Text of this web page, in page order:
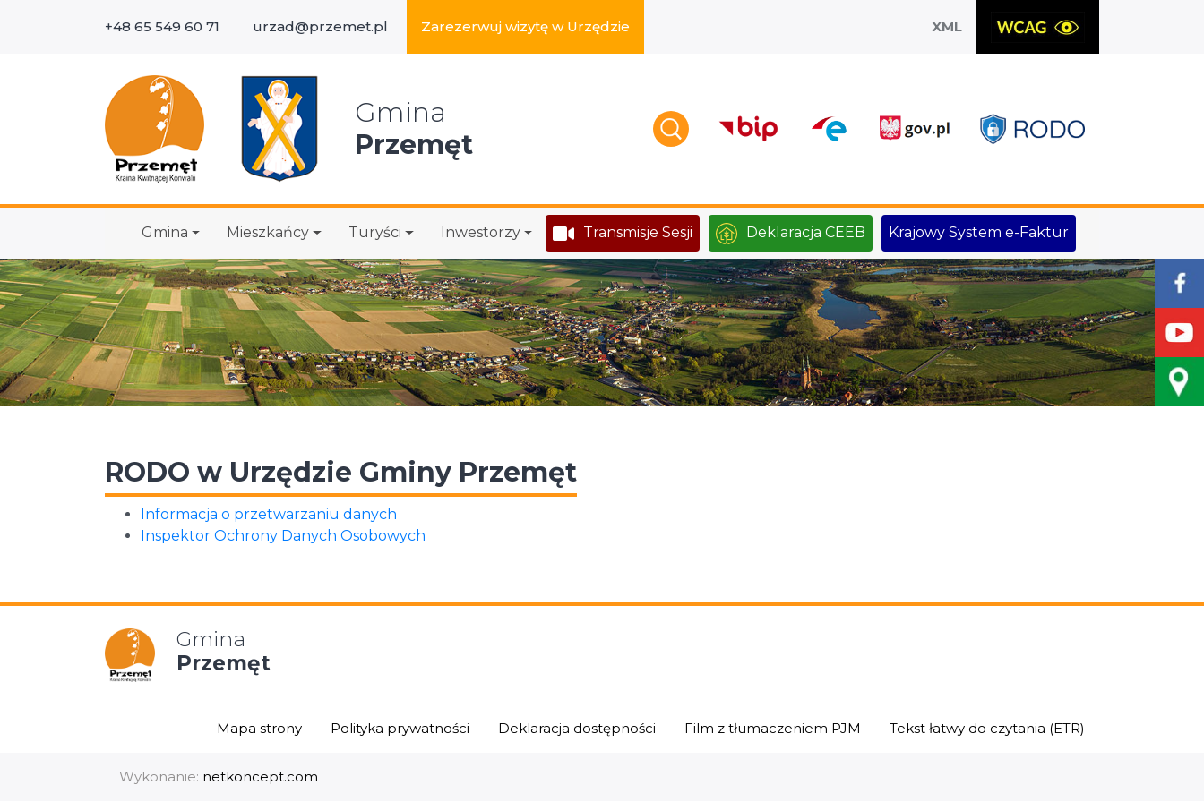
+48 65 549 60 71 urzad@przemet.pl Zarezerwuj wizytę w Urzędzie XML
Gmina
Przemęt
Gmina Mieszkańcy Turyści Inwestorzy Transmisje Sesji Deklaracja CEEB Krajowy System e-Faktur
RODO w Urzędzie Gminy Przemęt
Informacja o przetwarzaniu danych
Inspektor Ochrony Danych Osobowych
Gmina
Przemęt
Mapa strony Polityka prywatności Deklaracja dostępności Film z tłumaczeniem PJM Tekst łatwy do czytania (ETR)
Wykonanie: netkoncept.com
Wyszukaj w serwisie